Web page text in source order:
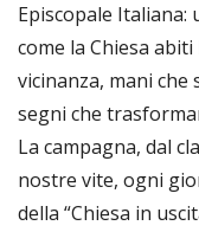
Episcopale Italiana:
come la Chiesa
vicinanza, mani
segni che
La campagna, dal
nostre vite, ogni
della “Chiesa in